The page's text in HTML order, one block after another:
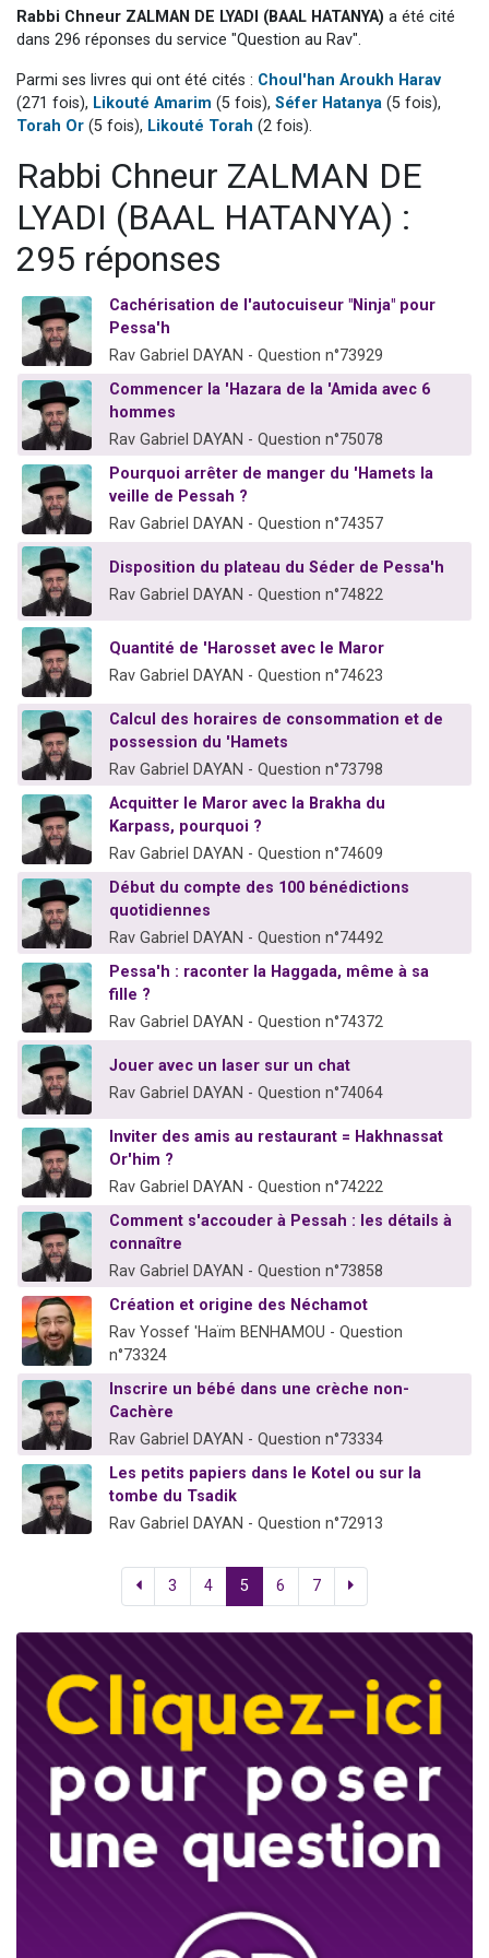
6 personnes viennent de faire un don pour 5 enfants déjà orphelins risquent de perdre leur maman
2 personnes viennent de faire un don pour Reloger Rivka, 6 enfants, victime de violences...
10 personnes viennent de demander une bénédiction
Il reste 49 places pour étudier en groupe sur Zoom
Rabbi Chneur ZALMAN DE LYADI (BAAL HATANYA) a été cité
dans 296 réponses du service "Question au Rav".
Parmi ses livres qui ont été cités : Choul'han Aroukh Harav
(271 fois), Likouté Amarim (5 fois), Séfer Hatanya (5 fois),
Torah Or (5 fois), Likouté Torah (2 fois).
Rabbi Chneur ZALMAN DE
LYADI (BAAL HATANYA) :
295 réponses
Cachérisation de l'autocuiseur "Ninja" pour
Pessa'h
Rav Gabriel DAYAN - Question n°73929
Commencer la 'Hazara de la 'Amida avec 6
hommes
Rav Gabriel DAYAN - Question n°75078
Pourquoi arrêter de manger du 'Hamets la
veille de Pessah ?
Rav Gabriel DAYAN - Question n°74357
Disposition du plateau du Séder de Pessa'h
Rav Gabriel DAYAN - Question n°74822
Quantité de 'Harosset avec le Maror
Rav Gabriel DAYAN - Question n°74623
Calcul des horaires de consommation et de
possession du 'Hamets
Rav Gabriel DAYAN - Question n°73798
Acquitter le Maror avec la Brakha du
Karpass, pourquoi ?
Rav Gabriel DAYAN - Question n°74609
Début du compte des 100 bénédictions
quotidiennes
Rav Gabriel DAYAN - Question n°74492
Pessa'h : raconter la Haggada, même à sa
fille ?
Rav Gabriel DAYAN - Question n°74372
Jouer avec un laser sur un chat
Rav Gabriel DAYAN - Question n°74064
Inviter des amis au restaurant = Hakhnassat
Or'him ?
Rav Gabriel DAYAN - Question n°74222
Comment s'accouder à Pessah : les détails à
connaître
Rav Gabriel DAYAN - Question n°73858
Création et origine des Néchamot
Rav Yossef 'Haïm BENHAMOU - Question
n°73324
Inscrire un bébé dans une crèche non-
Cachère
Rav Gabriel DAYAN - Question n°73334
Les petits papiers dans le Kotel ou sur la
tombe du Tsadik
Rav Gabriel DAYAN - Question n°72913
3 4 5 6 7